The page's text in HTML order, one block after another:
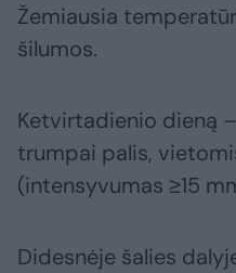
Žemiausia
šilumos.
Ketvirtadienio dieną
trumpai palis,
(intensyvumas ≥15
Didesnėje šalies